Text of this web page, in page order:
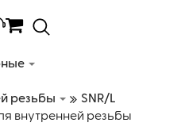
резьбы
SNR/L
внутренней резьбы